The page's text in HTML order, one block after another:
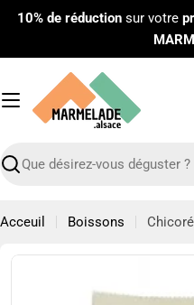
Passer10% de réduction sur votre
Recherche
Acceuil Boissons
Passer